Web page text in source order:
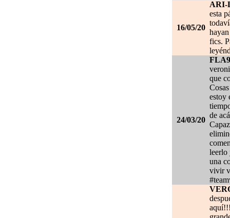
16/05/20
ARI-
esta
fics.
24/03/20
que
estoy
de
leerlo
una
vivir